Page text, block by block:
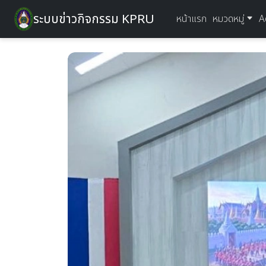
ระบบข่าวกิจกรรม KPRU หน้าแรก หมวดหมู่